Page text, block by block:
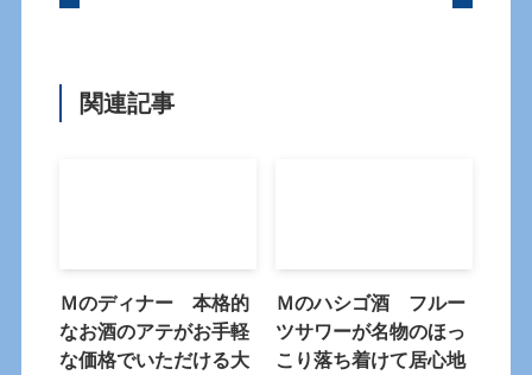
関連記事
Ｍのディナー 本格的
なお酒のアテがお手軽
な価格でいただける大
Ｍのハシゴ酒 フルー
ツサワーが名物のほっ
こり落ち着けて居心地